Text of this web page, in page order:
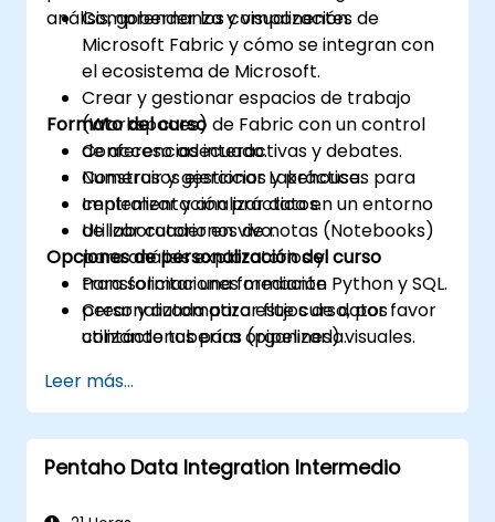
análisis, gobernanza y visualización.
Comprender los componentes de
Microsoft Fabric y cómo se integran con
el ecosistema de Microsoft.
Crear y gestionar espacios de trabajo
(Workspaces) de Fabric con un control
de acceso adecuado.
Construir y gestionar Lakehouses para
centralizar y analizar datos.
Utilizar cuadernos de notas (Notebooks)
para análisis exploratorios y
transformaciones mediante Python y SQL.
Crear y automatizar flujos de datos
utilizando tuberías (pipelines) visuales.
capas de Data Warehouse y Modelo
Semántico.
Diseñar y publicar paneles interactivos
con Power BI en Fabric.
Formato del curso
Conferencias interactivas y debates.
Numerosos ejercicios y práctica.
Implementación práctica en un entorno
de laboratorio en vivo.
Opciones de personalización del curso
Para solicitar una formación
personalizada para este curso, por favor
contáctenos para organizarla.
Leer más...
Pentaho Data Integration Intermedio